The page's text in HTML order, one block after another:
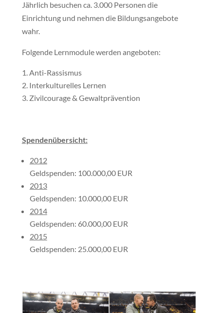
Jährlich besuchen ca. 3.000 Personen die
Einrichtung und nehmen die Bildungsangebote
wahr.
Folgende Lernmodule werden angeboten:
Anti-Rassismus
Interkulturelles Lernen
Zivilcourage & Gewaltprävention
Spendenübersicht:
2012
Geldspenden: 100.000,00 EUR
2013
Geldspenden: 10.000,00 EUR
2014
Geldspenden: 60.000,00 EUR
2015
Geldspenden: 25.000,00 EUR